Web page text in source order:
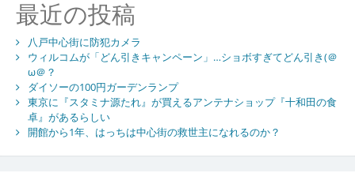
最近の投稿
八戸中心街に防犯カメラ
ウィルコムが「どん引きキャンペーン」…ショボすぎてどん引き(＠
ω＠？
ダイソーの100円ガーデンランプ
東京に『スタミナ源たれ』が買えるアンテナショップ『十和田の食
卓』があるらしい
開館から1年、はっちは中心街の救世主になれるのか？